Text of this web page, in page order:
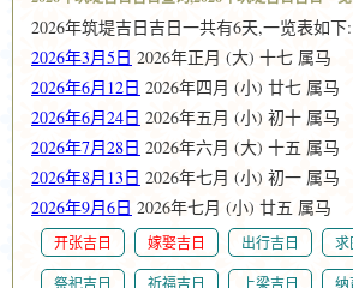
2026年筑堤吉日吉日一共有6天,一览表如下:
2026年3月5日 2026年正月 (大) 十七 属马
2026年6月12日 2026年四月 (小) 廿七 属马
2026年6月24日 2026年五月 (小) 初十 属马
2026年7月28日 2026年六月 (大) 十五 属马
2026年8月13日 2026年七月 (小) 初一 属马
2026年9月6日 2026年七月 (小) 廿五 属马
开张吉日 嫁娶吉日 出行吉日 求
祭祀吉日 祈福吉日 上梁吉日 纳